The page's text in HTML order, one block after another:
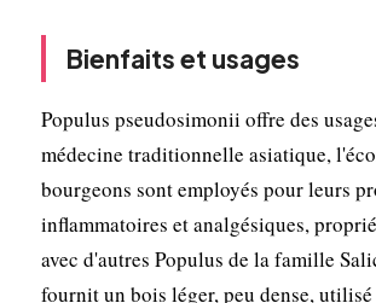
Bienfaits et usages
Populus pseudosimonii offre des
médecine traditionnelle asiatique,
bourgeons sont employés pour leurs
inflammatoires et analgésiques,
avec d'autres Populus de la famille
fournit un bois léger, peu dense, utilisé